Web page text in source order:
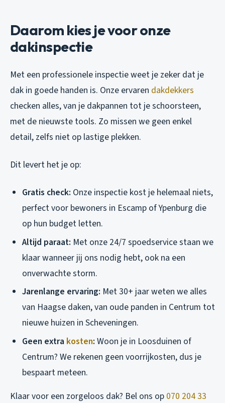
Daarom kies je voor onze
dakinspectie
Met een professionele inspectie weet je zeker dat je
dak in goede handen is. Onze ervaren dakdekkers
checken alles, van je dakpannen tot je schoorsteen,
met de nieuwste tools. Zo missen we geen enkel
detail, zelfs niet op lastige plekken.
Dit levert het je op:
Gratis check: Onze inspectie kost je helemaal niets,
perfect voor bewoners in Escamp of Ypenburg die
op hun budget letten.
Altijd paraat: Met onze 24/7 spoedservice staan we
klaar wanneer jij ons nodig hebt, ook na een
onverwachte storm.
Jarenlange ervaring: Met 30+ jaar weten we alles
van Haagse daken, van oude panden in Centrum tot
nieuwe huizen in Scheveningen.
Geen extra kosten: Woon je in Loosduinen of
Centrum? We rekenen geen voorrijkosten, dus je
bespaart meteen.
Klaar voor een zorgeloos dak? Bel ons op 070 204 33